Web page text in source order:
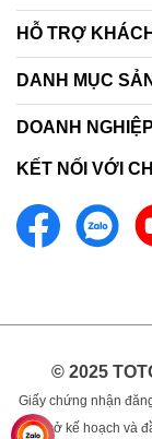
HỖ TRỢ
DANH MỤC
DOANH NGHIỆP
KẾT NỐI VỚI
© 2025
Giấy chứng nhận
bởi sở kế hoạch và